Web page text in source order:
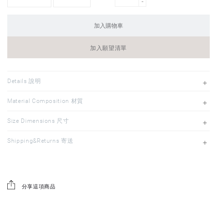
加入購物車
加入願望清單
Details 說明
Material Composition 材質
Size Dimensions 尺寸
Shipping&Returns 寄送
分享這項商品